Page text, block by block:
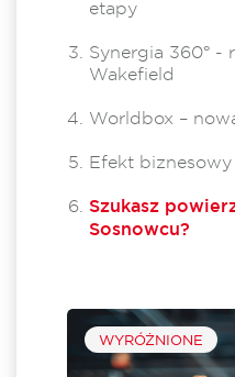
etapy
Synergia 360° -
Wakefield
Worldbox –
Efekt
Szukasz
Sosnowcu?
WYRÓŻNIONE